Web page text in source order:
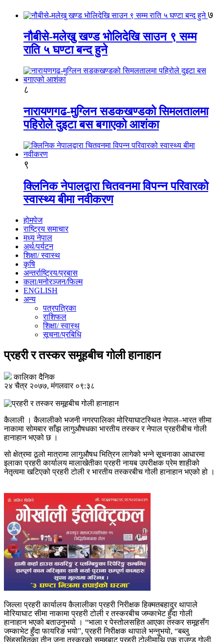
७
नौबीसे-मलेखु खण्ड भोलिदेखि साउन ९ सम्म
राति ५ घण्टा बन्द हुने
८
नारायणगढ-मुग्लिन सडकखण्डको सिमलतालमा
पहिरोले दुइटा बस बगाएको आशंका
९
क्लिनिक नेपालद्वारा चितवनमा विपन्न परिवारको
स्वास्थ्य बीमा नवीकरण
होमपेज
राष्ट्रिय समाचार
मध्य नेपाल
अर्थ/पर्यटन
शिक्षा/ स्वास्थ
कृषि
अन्तर्राष्ट्रिय/प्रबास
कला/मनोरञ्जन/फिल्म
ENGLISH
अन्य
पत्रपत्रिका
राशिफल
शिक्षा/ स्वास्थ
सूचना/प्रबिधि
प्रहरी र तस्कर समूहबीच गोली हानाहान
कालिका दैनिक
२४ चैत्र २०७७, मंगलवार ०९:३८
कैलाली । कैलालीको भजनी नगरपालिका मोरियाघाटस्थित नेपाल–भारत सीमा
नाकामा सोमबार साँझ लागुऔषधका भारतीय तस्कर र नेपाल प्रहरीबीच गोली
हानाहान भएको छ ।
सो क्षेत्रमा ठूलो मात्रामा लागुऔषध भित्रिन लागेको भन्ने सूचनाका आधारमा
इलाका प्रहरी कार्यालय मालाखेतीका प्रहरी नायब उपरीक्षक प्रेम शाहीको
नेतृत्वमा खटिएको प्रहरी टोली र भारतीय तस्करबीच गोली हानाहान भएको हो ।
जिल्ला प्रहरी कार्यालय कैलालीका प्रहरी निरीक्षक हिक्मतबहादुर थापाले
मोरियाघाट सीमा नाकामा प्रहरी टोली र तस्करबीच जम्काभेट हुँदा गोली
हानाहान भएको बताउनुभयो । “भाला र पेस्तोलसहित आएका तस्कर समूहसँग
जम्काभेट हुँदा फायरिङ भयो”, प्रहरी निरीक्षक थापाले भन्नुभयो, “बब्लु
सिंहसहितका तीन जना तस्करको समूहबाट प्रहरी टोलीमाथि एक राउण्ड गोली